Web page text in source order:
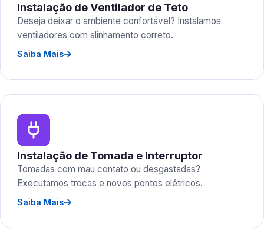
Instalação de Ventilador de Teto
Deseja deixar o ambiente confortável? Instalamos
ventiladores com alinhamento correto.
Saiba Mais
Instalação de Tomada e Interruptor
Tomadas com mau contato ou desgastadas?
Executamos trocas e novos pontos elétricos.
Saiba Mais